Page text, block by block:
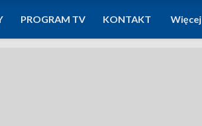
PROGRAM TV KONTAKT Więcej